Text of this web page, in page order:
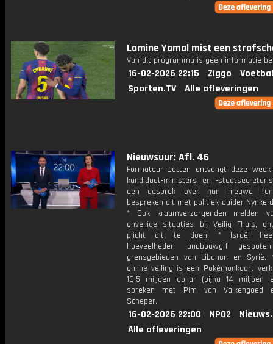
Lamine Yamal mist een
Van dit programma is geen informatie
16-02-2026 22:15 Ziggo
Sporten.TV
Alle afleveringen
Nieuwsuur: Afl. 46
Formateur Jetten ontvangt deze
kandidaat-ministers en -
een gesprek over hun nieuwe
bespreken dit met politiek duider Nynke
* Ook kraamverzorgenden melden
onveilige situaties bij Veilig Thuis,
plicht dit te doen. * Israël
hoeveelheden landbouwgif
grensgebieden van Libanon en
online veiling is een Pokémonkaart
16,5 miljoen dollar (bijna 14 miljoen
spreken met Pim van Valkengoed
Scheper.
16-02-2026 22:00 NPO2
Alle afleveringen